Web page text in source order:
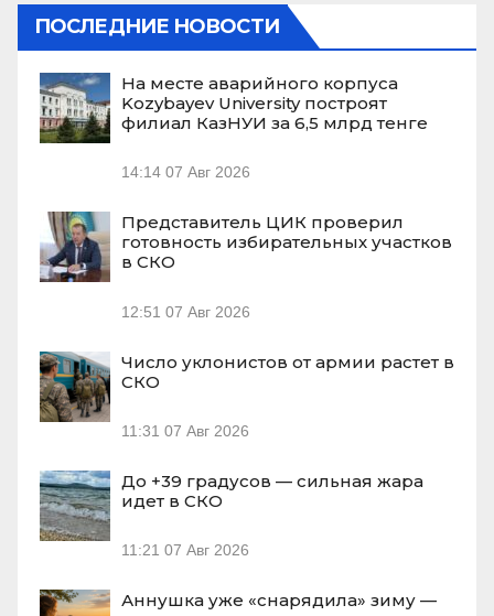
ПОСЛЕДНИЕ НОВОСТИ
На месте аварийного корпуса
Kozybayev University построят
филиал КазНУИ за 6,5 млрд тенге
14:14 07 Авг 2026
Представитель ЦИК проверил
готовность избирательных участков
в СКО
12:51 07 Авг 2026
Число уклонистов от армии растет в
СКО
11:31 07 Авг 2026
До +39 градусов — сильная жара
идет в СКО
11:21 07 Авг 2026
Аннушка уже «снарядила» зиму —